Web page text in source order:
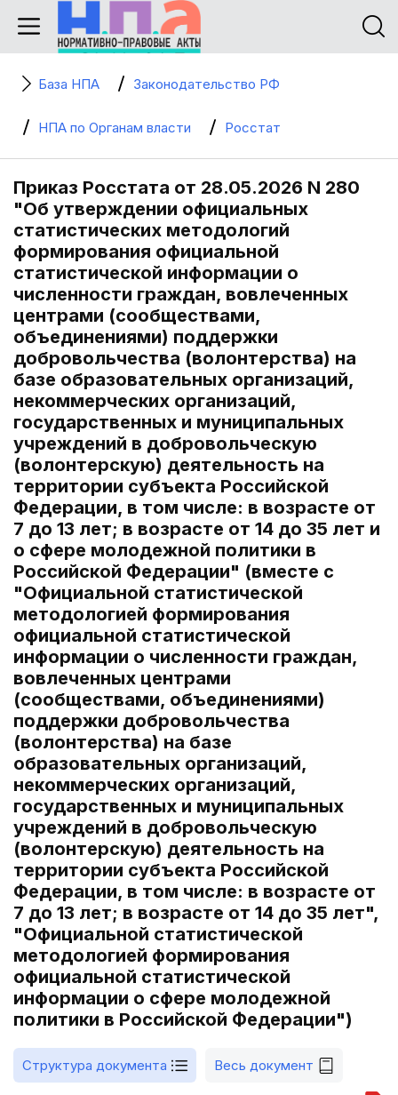
База НПА Законодательство РФ
НПА по Органам власти Росстат
Приказ Росстата от 28.05.2026 N 280
"Об утверждении официальных
статистических методологий
формирования официальной
статистической информации о
численности граждан, вовлеченных
центрами (сообществами,
объединениями) поддержки
добровольчества (волонтерства) на
базе образовательных организаций,
некоммерческих организаций,
государственных и муниципальных
учреждений в добровольческую
(волонтерскую) деятельность на
территории субъекта Российской
Федерации, в том числе: в возрасте от
7 до 13 лет; в возрасте от 14 до 35 лет и
о сфере молодежной политики в
Российской Федерации" (вместе с
"Официальной статистической
методологией формирования
официальной статистической
информации о численности граждан,
вовлеченных центрами
(сообществами, объединениями)
поддержки добровольчества
(волонтерства) на базе
образовательных организаций,
некоммерческих организаций,
государственных и муниципальных
учреждений в добровольческую
(волонтерскую) деятельность на
территории субъекта Российской
Федерации, в том числе: в возрасте от
7 до 13 лет; в возрасте от 14 до 35 лет",
"Официальной статистической
методологией формирования
официальной статистической
информации о сфере молодежной
политики в Российской Федерации")
Структура документа Весь документ